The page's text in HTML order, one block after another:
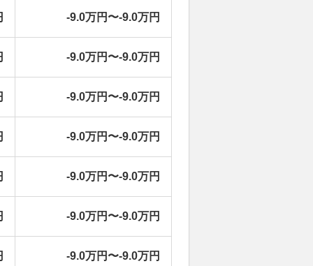
-9.0万円〜-9.0万円
-9.0万円〜-9.0万円
-9.0万円〜-9.0万円
-9.0万円〜-9.0万円
-9.0万円〜-9.0万円
-9.0万円〜-9.0万円
-9.0万円〜-9.0万円